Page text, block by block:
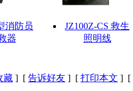
消防员
器
JZ100Z-CS 救生
照明线
藏 ] [ 告诉好友 ] [ 打印本文 ] [